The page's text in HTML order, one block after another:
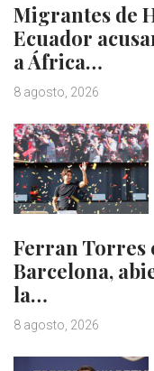
Migrantes de
Ecuador
a África…
8 agosto, 2026
Ferran Torres
Barcelona,
la…
8 agosto, 2026